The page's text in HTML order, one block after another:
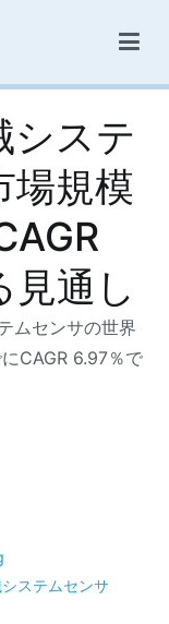
システ
場規模
見通し
ムセンサの世界
CAGR 6.97％で
ステムセンサ